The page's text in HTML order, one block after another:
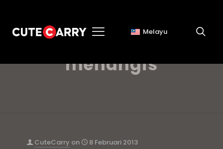
Melayu
menangis
CuteCarry on 8 Februari 2013